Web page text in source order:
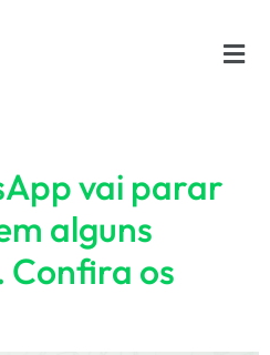
vai parar
alguns
os